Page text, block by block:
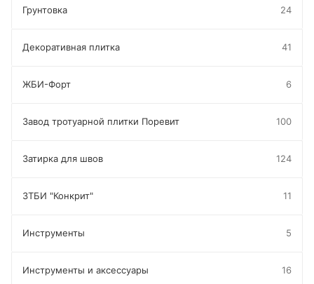
Грунтовка 24
Декоративная плитка 41
ЖБИ-Форт 6
Завод тротуарной плитки Поревит 100
Затирка для швов 124
ЗТБИ "Конкрит" 11
Инструменты 5
Инструменты и аксессуары 16